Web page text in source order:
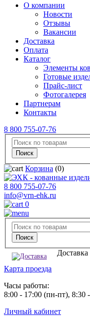
О компании
Новости
Отзывы
Вакансии
Доставка
Оплата
Каталог
Элементы
Готовые
Прайс-лист
Фотогалерея
Партнерам
Контакты
8 800 755-07-76
Корзина (0)
8 800 755-07-76
info@vrn-ehk.ru
0
Карта проезда
Часы работы:
8:00 - 17:00 (пн-пт), 8:30
Личный кабинет